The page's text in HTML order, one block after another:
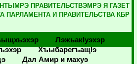
ПРАВИТЕЛЬСТВЭМРЭ Я ГАЗЕТ
ПАРЛАМЕНТА И ПРАВИТЕЛЬСТВА КБР
Лэжьакlуэхэр
Хъыбарегъащlэ
Дал Амир и махуэ